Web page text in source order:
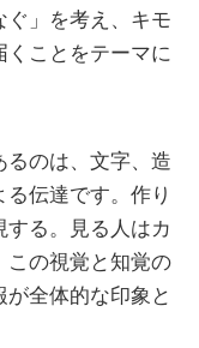
ぐ」を考え、キモ
くことをテーマに
のは、文字、造
伝達です。作り
る。見る人はカ
この視覚と知覚の
全体的な印象と